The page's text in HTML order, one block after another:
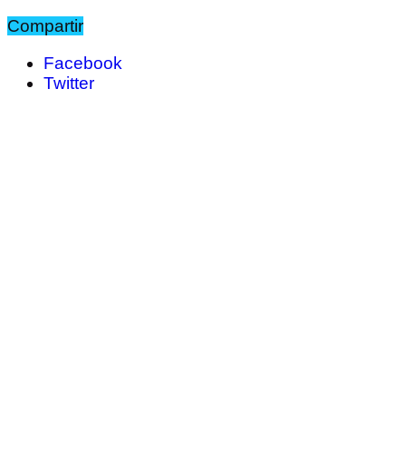
Compartir
Facebook
Twitter